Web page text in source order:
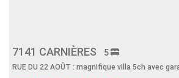
7141 CARNIÈRES 5
RUE DU 22 AOÛT : magnifique villa 5ch avec